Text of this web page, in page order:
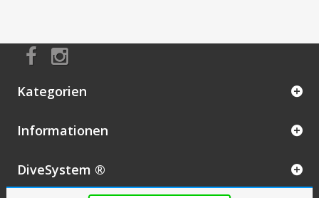
Kategorien
Informationen
DiveSystem ®